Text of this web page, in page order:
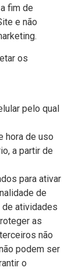
fim de
e não
os
pelo qual
hora de uso
a partir de
para ativar
de
atividades
as
não
podem ser
o